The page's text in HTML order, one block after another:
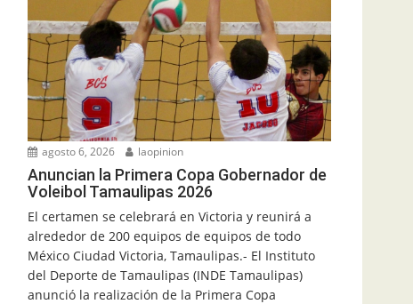
agosto 6, 2026 laopinion
Anuncian la Primera Copa Gobernador de
Voleibol Tamaulipas 2026
El certamen se celebrará en Victoria y reunirá a
alrededor de 200 equipos de equipos de todo
México Ciudad Victoria, Tamaulipas.- El Instituto
del Deporte de Tamaulipas (INDE Tamaulipas)
anunció la realización de la Primera Copa